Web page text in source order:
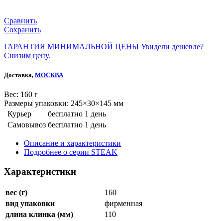
Сравнить
Сохранить
ГАРАНТИЯ МИНИМАЛЬНОЙ ЦЕНЫ Увидели дешевле?
Снизим цену.
Доставка, МОСКВА
Веc: 160 г
Размеры упаковки: 245×30×145 мм
Курьер
бесплатно 1 день
Самовывоз бесплатно 1 день
Описание и характеристики
Подробнее о серии STEAK
Характеристики
вес (г)
160
вид упаковки
фирменная
длина клинка (мм)
110